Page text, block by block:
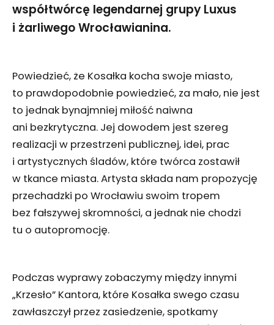
współtwórcę legendarnej grupy Luxus
i żarliwego Wrocławianina.
Powiedzieć, że Kosałka kocha swoje miasto,
to prawdopodobnie powiedzieć, za mało, nie jest
to jednak bynajmniej miłość naiwna
ani bezkrytyczna. Jej dowodem jest szereg
realizacji w przestrzeni publicznej, idei, prac
i artystycznych śladów, które twórca zostawił
w tkance miasta. Artysta składa nam propozycję
przechadzki po Wrocławiu swoim tropem
bez fałszywej skromności, a jednak nie chodzi
tu o autopromocję.
Podczas wyprawy zobaczymy między innymi
„Krzesło” Kantora, które Kosałka swego czasu
zawłaszczył przez zasiedzenie, spotkamy